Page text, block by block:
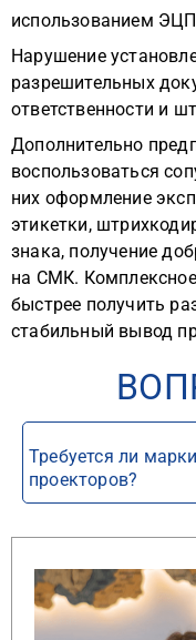
использованием
Нарушение
разрешительных
ответственности и
Дополнительно
воспользоваться
них оформление
этикетки,
знака, получение
на СМК.
быстрее получить
стабильный вывод
Требуется ли
проекторов?